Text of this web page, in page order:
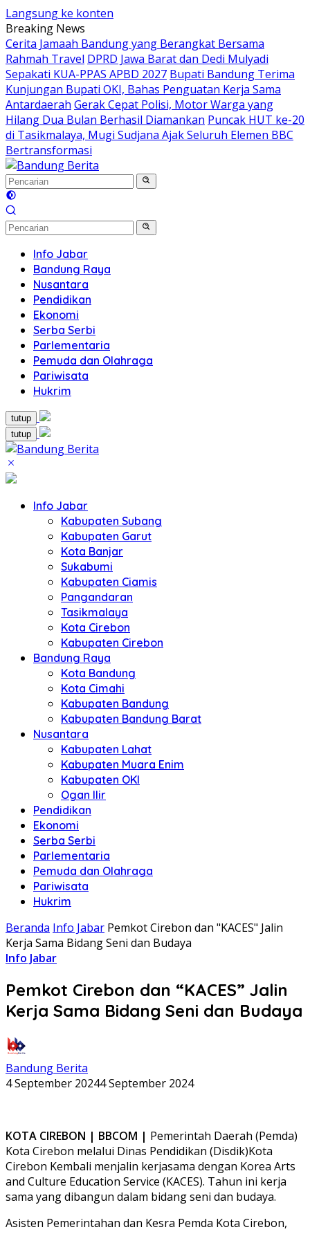
Langsung ke konten
Breaking News
Cerita Jamaah Bandung yang Berangkat Bersama
Rahmah Travel DPRD Jawa Barat dan Dedi Mulyadi
Sepakati KUA-PPAS APBD 2027 Bupati Bandung Terima
Kunjungan Bupati OKI, Bahas Penguatan Kerja Sama
Antardaerah Gerak Cepat Polisi, Motor Warga yang
Hilang Dua Bulan Berhasil Diamankan Puncak HUT ke-20
di Tasikmalaya, Mugi Sudjana Ajak Seluruh Elemen BBC
Bertransformasi
Info Jabar
Bandung Raya
Nusantara
Pendidikan
Ekonomi
Serba Serbi
Parlementaria
Pemuda dan Olahraga
Pariwisata
Hukrim
tutup
tutup
Info Jabar
Kabupaten Subang
Kabupaten Garut
Kota Banjar
Sukabumi
Kabupaten Ciamis
Pangandaran
Tasikmalaya
Kota Cirebon
Kabupaten Cirebon
Bandung Raya
Kota Bandung
Kota Cimahi
Kabupaten Bandung
Kabupaten Bandung Barat
Nusantara
Kabupaten Lahat
Kabupaten Muara Enim
Kabupaten OKI
Ogan Ilir
Pendidikan
Ekonomi
Serba Serbi
Parlementaria
Pemuda dan Olahraga
Pariwisata
Hukrim
Beranda Info Jabar Pemkot Cirebon dan "KACES" Jalin
Kerja Sama Bidang Seni dan Budaya
Info Jabar
Pemkot Cirebon dan “KACES” Jalin
Kerja Sama Bidang Seni dan Budaya
Bandung Berita
4 September 20244 September 2024
KOTA CIREBON | BBCOM | Pemerintah Daerah (Pemda)
Kota Cirebon melalui Dinas Pendidikan (Disdik)Kota
Cirebon Kembali menjalin kerjasama dengan Korea Arts
and Culture Education Service (KACES). Tahun ini kerja
sama yang dibangun dalam bidang seni dan budaya.
Asisten Pemerintahan dan Kesra Pemda Kota Cirebon,